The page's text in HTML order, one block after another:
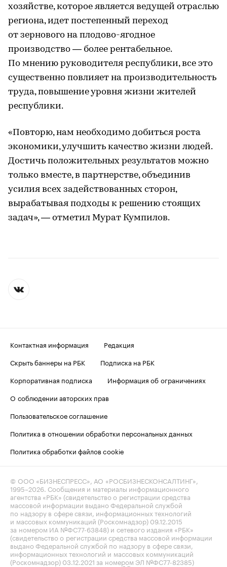
хозяйстве, которое является ведущей отраслью
региона, идет постепенный переход
от зернового на плодово-ягодное
производство — более рентабельное.
По мнению руководителя республики, все это
существенно повлияет на производительность
труда, повышение уровня жизни жителей
республики.
«Повторю, нам необходимо добиться роста
экономики, улучшить качество жизни людей.
Достичь положительных результатов можно
только вместе, в партнерстве, объединив
усилия всех задействованных сторон,
вырабатывая подходы к решению стоящих
задач», — отметил Мурат Кумпилов.
Контактная информация
Редакция
Скрыть баннеры на РБК
Подписка на РБК
Корпоративная подписка
Информация об ограничениях
О соблюдении авторских прав
Пользовательское соглашение
Политика в отношении обработки персональных данных
Политика обработки файлов cookie
© ООО «БИЗНЕСПРЕСС», АО «РОСБИЗНЕСКОНСАЛТИНГ»,
1995–2026 . Сообщения и материалы информационного
агентства «РБК» (свидетельство о регистрации средства
массовой информации выдано Федеральной службой
по надзору в сфере связи, информационных технологий
и массовых коммуникаций (Роскомнадзор) 09.12.2015
за номером ИА №ФС77-63848) и сетевого издания «РБК»
(свидетельство о регистрации средства массовой информации
выдано Федеральной службой по надзору в сфере связи,
информационных технологий и массовых коммуникаций
(Роскомнадзор) 03.12.2021 за номером ЭЛ №ФС77-82385)